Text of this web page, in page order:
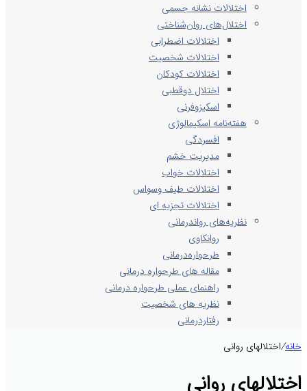
اختلالات نشانه جسمی
اختلال‌های روان‌شناختی
اختلالات اضطرابی
اختلالات شخصیت
اختلالات کودکان
اختلال دوقطبی
اسکیزوفرنی
هفته‌نامه اسکیمالوژی
افسردگی
مدیریت خشم
اختلالات خواب
اختلالات طیف وسواس
اختلالات تجزیه ای
نظریه‌های رواندرمانی
روانکاوی
طرحواره‌درمانی
مقاله های طرحواره درمانی
راهنمای عملی طرحواره درمانی
نظریه های شخصیت
رفتاردرمانی
خانه/اختلالهای روانی
اختلالهای روانی